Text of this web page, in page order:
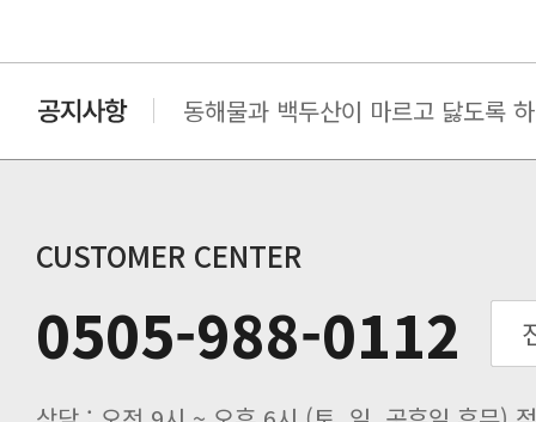
동해물과 백두산이 마르고 닳도록
동해물과 백두산이 마르고 닳도록
CUSTOMER CENTER
0505-988-0112